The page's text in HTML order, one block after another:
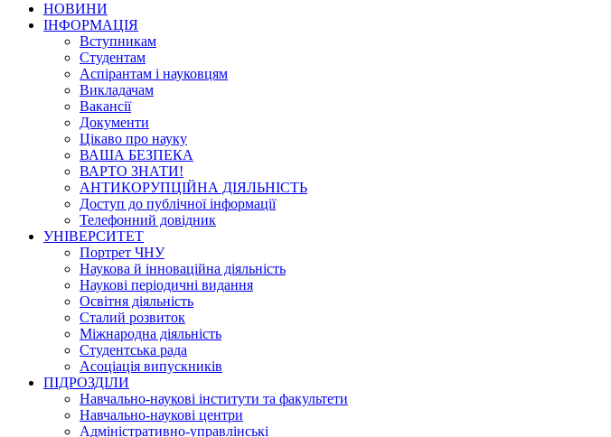
НОВИНИ
ІНФОРМАЦІЯ
Вступникам
Студентам
Аспірантам і науковцям
Викладачам
Вакансії
Документи
Цікаво про науку
ВАША БЕЗПЕКА
ВАРТО ЗНАТИ!
АНТИКОРУПЦІЙНА ДІЯЛЬНІСТЬ
Доступ до публічної інформації
Телефонний довідник
УНІВЕРСИТЕТ
Портрет ЧНУ
Наукова й інноваційна діяльність
Наукові періодичні видання
Освітня діяльність
Сталий розвиток
Міжнародна діяльність
Студентська рада
Асоціація випускників
ПІДРОЗДІЛИ
Навчально-наукові інститути та факультети
Навчально-наукові центри
Адміністративно-управлінські